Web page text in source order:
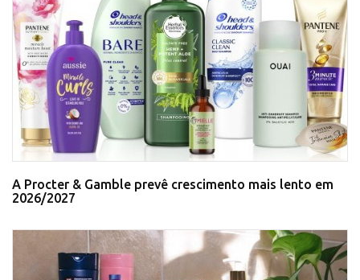
A Procter & Gamble prevê crescimento mais lento em
2026/2027